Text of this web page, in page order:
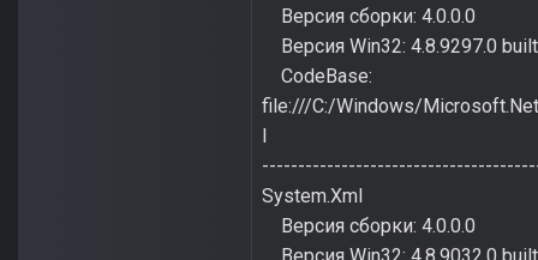
Версия сборки: 4.0.0.0
Версия Win32: 4.8.9297.0
CodeBase:
file:///C:/Windows/
System.Xml
Версия сборки: 4.0.0.0